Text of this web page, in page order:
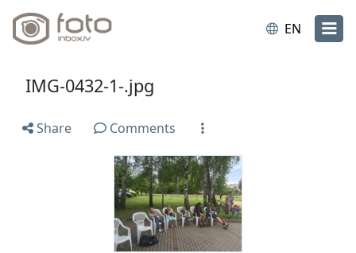
EN
IMG-0432-1-.jpg
Share Comments